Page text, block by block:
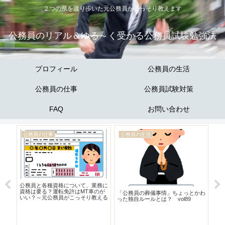
２つの県を渡り歩いた元公務員がこっそり教えます
公務員のリアル＆ゆる～く受かる公務員試験勉強法
プロフィール 公務員の生活
公務員の仕事 公務員試験対策
FAQ お問い合わせ
公務員の仕事
公務員と各種資格について、業務に
資格は要る？運転免許はMT車のが
いい？～元公務員がこっそり教える
公務員の生活
「公務員の葬儀事情」ちょっとかわ
った独自ルールとは？ vol89
県